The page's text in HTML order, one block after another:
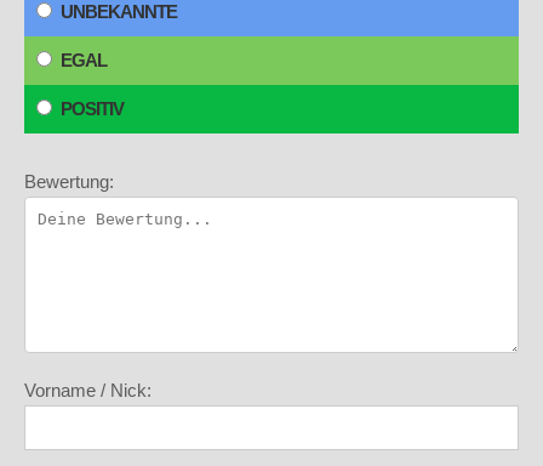
UNBEKANNTE
EGAL
POSITIV
Bewertung:
Vorname / Nick: